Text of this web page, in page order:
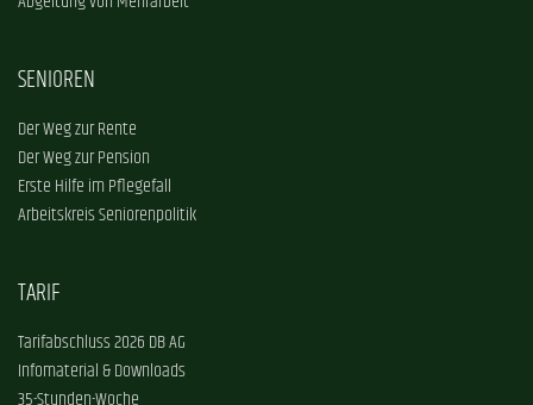
SENIOREN
Der Weg zur Rente
Der Weg zur Pension
Erste Hilfe im Pflegefall
Arbeitskreis Seniorenpolitik
TARIF
Tarifabschluss 2026 DB AG
Infomaterial & Downloads